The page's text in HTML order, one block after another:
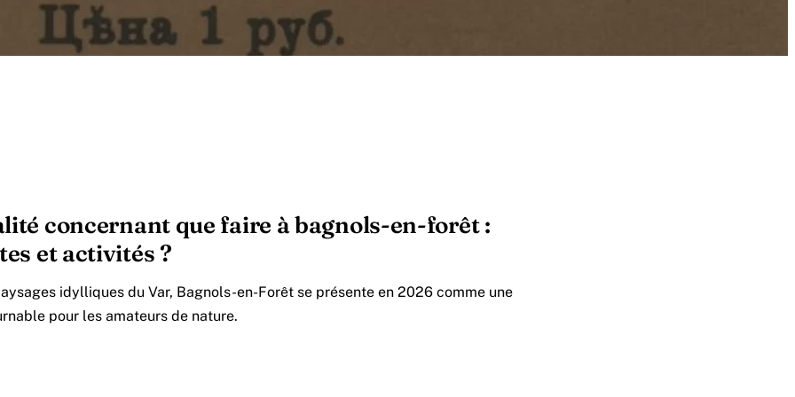
concernant que faire à bagnols-en-forêt :
et activités ?
idylliques du Var, Bagnols-en-Forêt se présente en 2026 comme une
pour les amateurs de nature.